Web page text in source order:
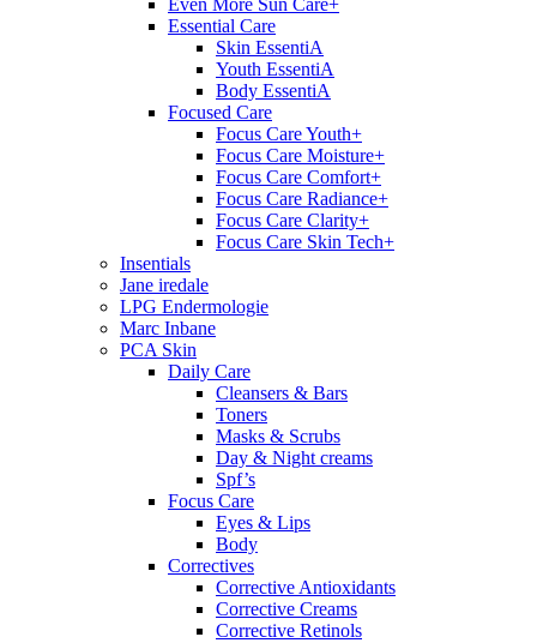
Even More Sun Care+
Essential Care
Skin EssentiA
Youth EssentiA
Body EssentiA
Focused Care
Focus Care Youth+
Focus Care Moisture+
Focus Care Comfort+
Focus Care Radiance+
Focus Care Clarity+
Focus Care Skin Tech+
Insentials
Jane iredale
LPG Endermologie
Marc Inbane
PCA Skin
Daily Care
Cleansers & Bars
Toners
Masks & Scrubs
Day & Night creams
Spf’s
Focus Care
Eyes & Lips
Body
Correctives
Corrective Antioxidants
Corrective Creams
Corrective Retinols